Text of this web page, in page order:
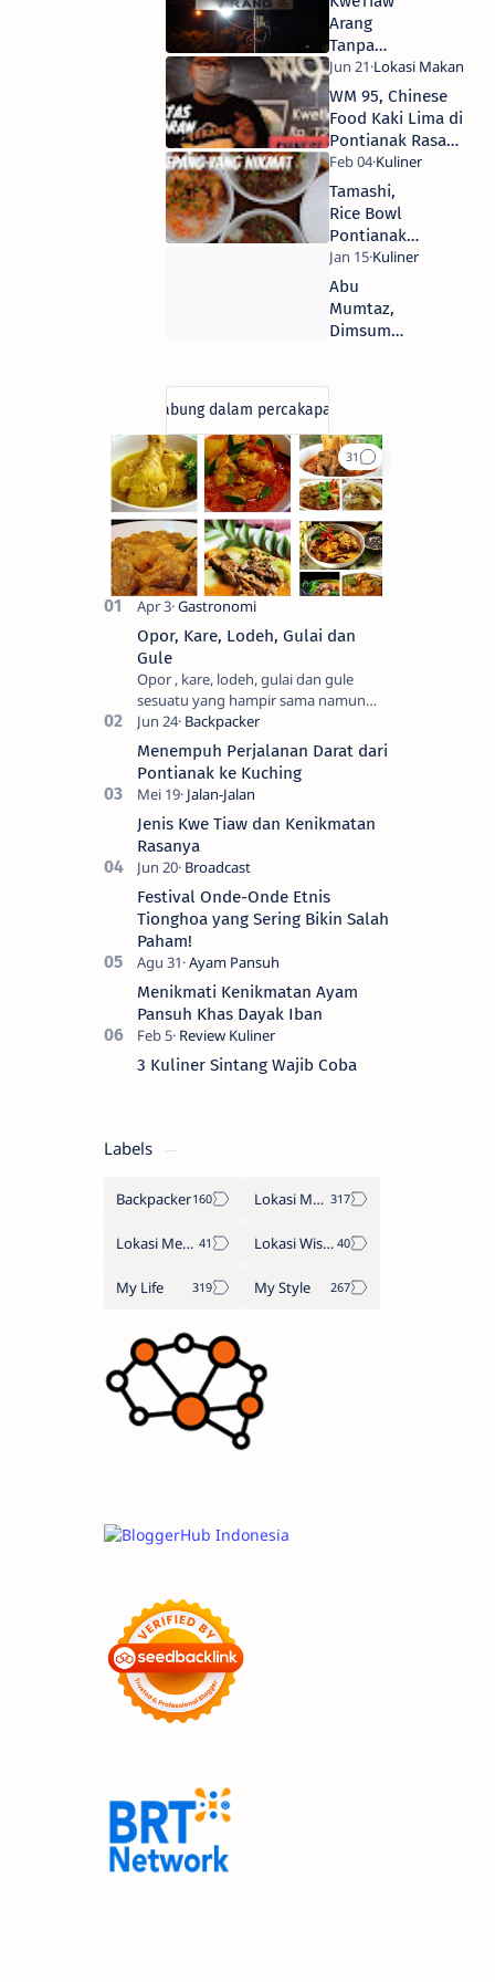
dan
berusaha
tetap
dinamis.
Berpikiran
bahwa
hasil
tidak
akan
menghianati
usaha
serta
di
Pontianak
Arang
Tanpa
Nama,
Lezatnya
Membekas
di Hati
WM 95, Chinese
Food Kaki Lima di
Pontianak Rasa
Restoran
Tamashi,
Rice Bowl
Pontianak
Ala Jepang
yang
Nikmat
Abu
Mumtaz,
Dimsum
Opor, Kare, Lodeh, Gulai dan
Gule
Opor , kare, lodeh, gulai dan gule
sesuatu yang hampir sama namun
berbeda. Saya sendiri kesulitan untuk
membedakanya. Mencari tahu ada…
Menempuh Perjalanan Darat dari
Pontianak ke Kuching
Jenis Kwe Tiaw dan Kenikmatan
Rasanya
Festival Onde-Onde Etnis
Tionghoa yang Sering Bikin Salah
Paham!
Menikmati Kenikmatan Ayam
Pansuh Khas Dayak Iban
3 Kuliner Sintang Wajib Coba
Labels
Backpacker Lokasi Makan
Lokasi Menginap Lokasi Wisata
My Life My Style